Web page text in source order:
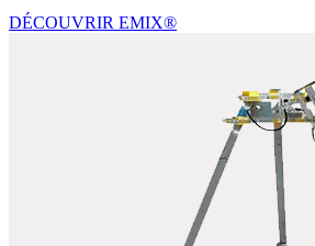
DÉCOUVRIR EMIX®